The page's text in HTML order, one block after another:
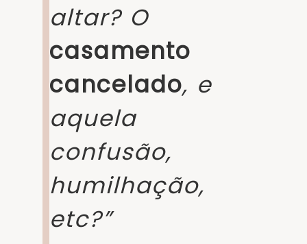
altar? O
casamento
cancelado, e
aquela
confusão,
humilhação,
etc?”